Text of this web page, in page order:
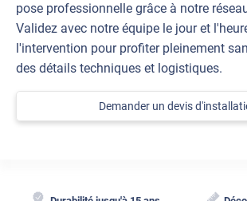
pose professionnelle grâce à notre
Validez avec notre équipe le jour et
l'intervention pour profiter pleinement
des détails techniques et logistiques.
Demander un devis